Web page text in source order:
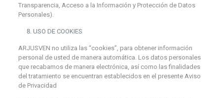
Transparencia, Acceso a la Información y Protección de Datos
Personales).
USO DE COOKIES
ARJUSVEN no utiliza las “cookies”, para obtener información
personal de usted de manera automática. Los datos personales
que recabamos de manera electrónica, así como las finalidades
del tratamiento se encuentran establecidos en el presente Aviso
de Privacidad